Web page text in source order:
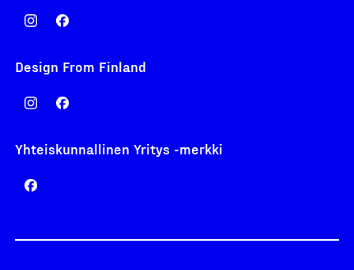
Design From Finland
Yhteiskunnallinen Yritys -merkki